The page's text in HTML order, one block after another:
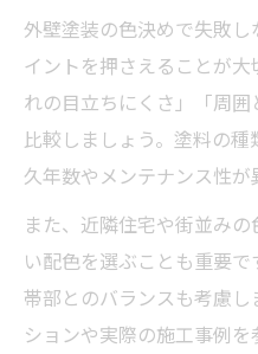
外壁塗装の色決めで失敗
イントを押さえることが
れの目立ちにくさ」「周
比較しましょう。塗料の
久年数やメンテナンス性が
また、近隣住宅や街並み
い配色を選ぶことも重要
帯部とのバランスも考慮
ションや実際の施工事例